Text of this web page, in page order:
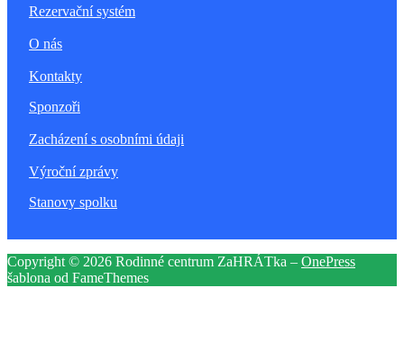
Rezervační systém
O nás
Kontakty
Sponzoři
Zacházení s osobními údaji
Výroční zprávy
Stanovy spolku
Copyright © 2026 Rodinné centrum ZaHRÁTka – OnePress
šablona od FameThemes